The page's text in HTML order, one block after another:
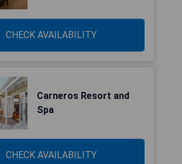
CHECK AVAILABILITY
Carneros Resort and
Spa
CHECK AVAILABILITY